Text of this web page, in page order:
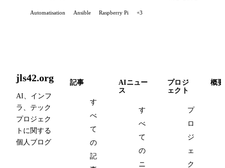
Automatisation Ansible Raspberry Pi +3
jls42.org
AI、インフ
ラ、テック
プロジェク
トに関する
個人ブログ
記事
す
べ
て
の
記
AIニュー
ス
す
べ
て
の
ニ
プロジ
ェクト
プ
ロ
ジ
ェ
ク
概要